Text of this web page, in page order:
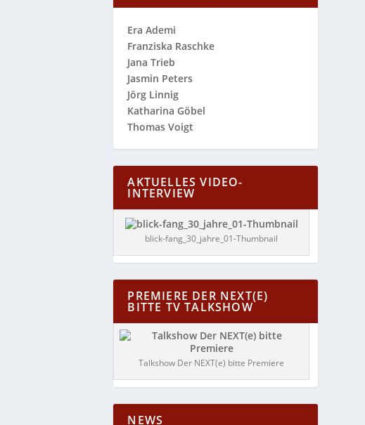
Era Ademi
Franziska Raschke
Jana Trieb
Jasmin Peters
Jörg Linnig
Katharina Göbel
Thomas Voigt
AKTUELLES VIDEO-
INTERVIEW
blick-fang_30_jahre_01-Thumbnail
PREMIERE DER NEXT(E)
BITTE TV TALKSHOW
Talkshow Der NEXT(e) bitte Premiere
NEWS